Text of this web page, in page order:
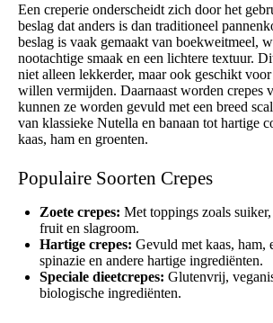
Een creperie onderscheidt zich door het
beslag dat anders is dan traditioneel
beslag is vaak gemaakt van boekweitmeel,
nootachtige smaak en een lichtere textuur.
niet alleen lekkerder, maar ook geschikt
willen vermijden. Daarnaast worden crepes
kunnen ze worden gevuld met een breed
van klassieke Nutella en banaan tot hartige
kaas, ham en groenten.
Populaire Soorten Crepes
Zoete crepes: Met toppings zoals
fruit en slagroom.
Hartige crepes: Gevuld met kaas, ham,
spinazie en andere hartige ingrediënten.
Speciale dieetcrepes: Glutenvrij,
biologische ingrediënten.